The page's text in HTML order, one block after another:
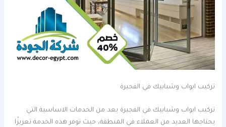
تركيب ابواب وشبابيك في الفجيرة
تركيب ابواب وشبابيك في الفجيرة يعد من الخدمات الاساسية التي
يحتاجها العديد من العملاء في المنطقة، حيث توفر هذه الخدمة تعزيزًا